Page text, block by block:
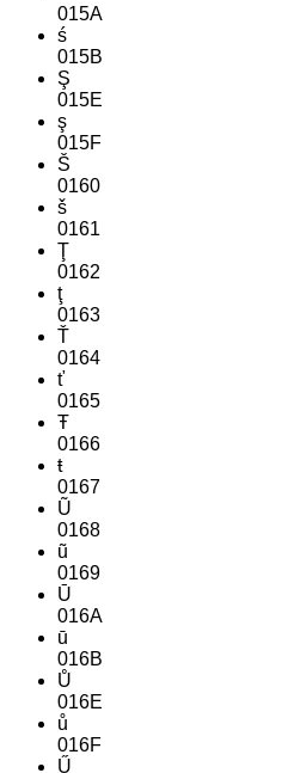
015A
ś
015B
Ş
015E
ş
015F
Š
0160
š
0161
Ţ
0162
ţ
0163
Ť
0164
ť
0165
Ŧ
0166
ŧ
0167
Ũ
0168
ũ
0169
Ū
016A
ū
016B
Ů
016E
ů
016F
Ű